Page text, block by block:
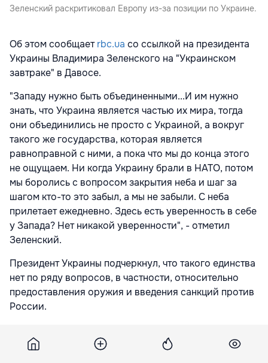
Зеленский раскритиковал Европу из-за позиции по Украине.
Об этом сообщаетrbc.ua со ссылкой на президента
Украины Владимира Зеленского на "Украинском
завтраке" в Давосе.
"Западу нужно быть объединенными...И им нужно
знать, что Украина является частью их мира, тогда
они объединились не просто с Украиной, а вокруг
такого же государства, которая является
равноправной с ними, а пока что мы до конца этого
не ощущаем. Ни когда Украину брали в НАТО, потом
мы боролись с вопросом закрытия неба и шаг за
шагом кто-то это забыл, а мы не забыли. С неба
прилетает ежедневно. Здесь есть уверенность в себе
у Запада? Нет никакой уверенности", - отметил
Зеленский.
Президент Украины подчеркнул, что такого единства
нет по ряду вопросов, в частности, относительно
предоставления оружия и введения санкций против
России.
единстве во всем, предоставлении оружия,